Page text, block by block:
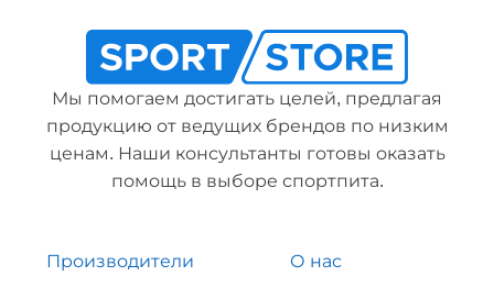
Мы помогаем достигать целей, предлагая
продукцию от ведущих брендов по низким
ценам. Наши консультанты готовы оказать
помощь в выборе спортпита.
Производители О нас